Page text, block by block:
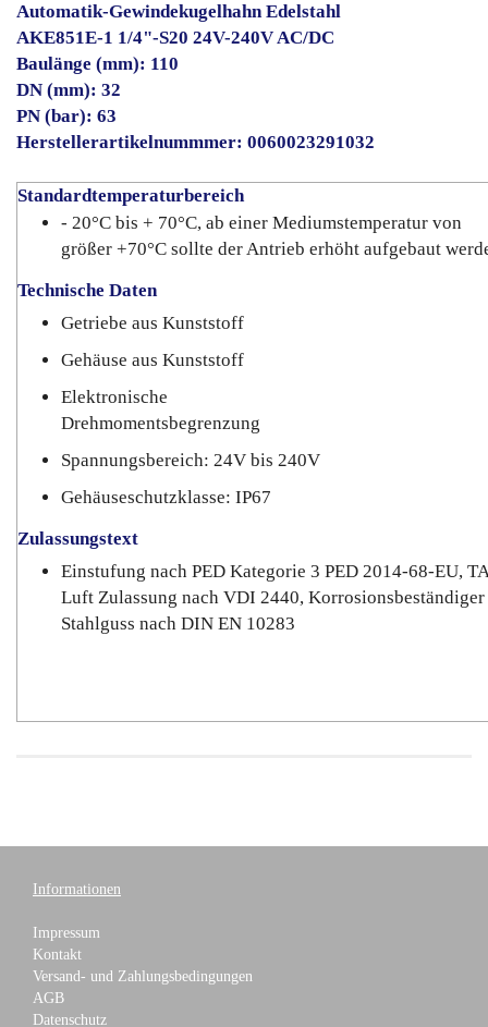
Automatik-Gewindekugelhahn Edelstahl
AKE851E-1 1/4"-S20 24V-240V AC/DC
Baulänge (mm): 110
DN (mm): 32
PN (bar): 63
Herstellerartikelnummmer: 0060023291032
Standardtemperaturbereich
- 20°C bis + 70°C, ab einer Mediumstemperatur von
größer +70°C sollte der Antrieb erhöht aufgebaut
Technische Daten
Getriebe aus Kunststoff
Gehäuse aus Kunststoff
Elektronische
Drehmomentsbegrenzung
Spannungsbereich: 24V bis 240V
Gehäuseschutzklasse: IP67
Zulassungstext
Einstufung nach PED Kategorie 3 PED 2014-68-EU,
Luft Zulassung nach VDI 2440, Korrosionsbeständiger
Stahlguss nach DIN EN 10283
Informationen
Impressum
Kontakt
Versand- und Zahlungsbedingungen
AGB
Datenschutz